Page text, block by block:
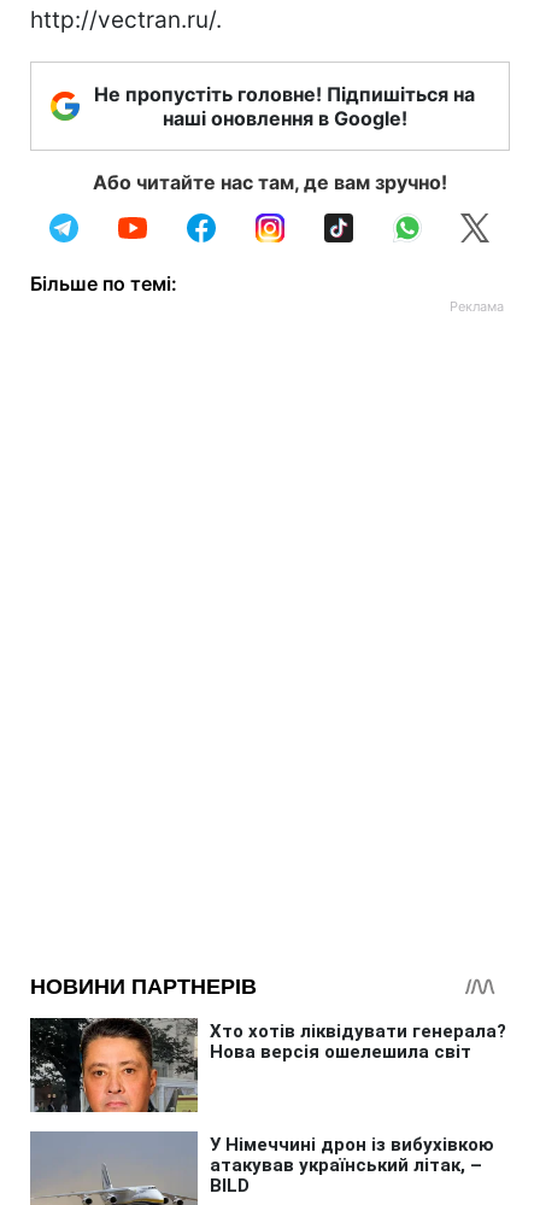
http://vectran.ru/.
Не пропустіть головне! Підпишіться на
наші оновлення в Google!
Або читайте нас там, де вам зручно!
Більше по темі: